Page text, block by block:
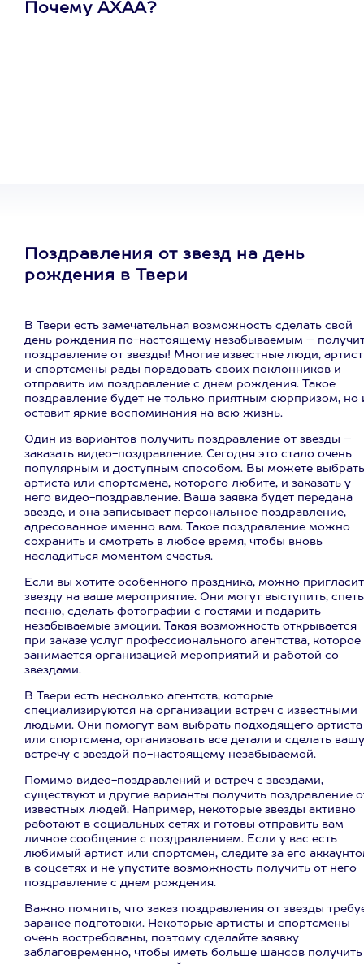
Почему АХАА?
Поздравления от звезд на день
рождения в Твери
В Твери есть замечательная возможность сделать свой
день рождения по-настоящему незабываемым –
поздравление от звезды! Многие известные люди,
и спортсмены рады порадовать своих поклонников и
отправить им поздравление с днем рождения. Такое
поздравление будет не только приятным сюрпризом, но
оставит яркие воспоминания на всю жизнь.
Один из вариантов получить поздравление от звезды –
заказать видео-поздравление. Сегодня это стало очень
популярным и доступным способом. Вы можете выбрать
артиста или спортсмена, которого любите, и заказать у
него видео-поздравление. Ваша заявка будет передана
звезде, и она записывает персональное поздравление,
адресованное именно вам. Такое поздравление можно
сохранить и смотреть в любое время, чтобы вновь
насладиться моментом счастья.
Если вы хотите особенного праздника, можно
звезду на ваше мероприятие. Они могут выступить, спеть
песню, сделать фотографии с гостями и подарить
незабываемые эмоции. Такая возможность открывается
при заказе услуг профессионального агентства, которое
занимается организацией мероприятий и работой со
звездами.
В Твери есть несколько агентств, которые
специализируются на организации встреч с известными
людьми. Они помогут вам выбрать подходящего артиста
или спортсмена, организовать все детали и сделать вашу
встречу с звездой по-настоящему незабываемой.
Помимо видео-поздравлений и встреч с звездами,
существуют и другие варианты получить поздравление
известных людей. Например, некоторые звезды активно
работают в социальных сетях и готовы отправить вам
личное сообщение с поздравлением. Если у вас есть
любимый артист или спортсмен, следите за его
в соцсетях и не упустите возможность получить от него
поздравление с днем рождения.
Важно помнить, что заказ поздравления от звезды
заранее подготовки. Некоторые артисты и спортсмены
очень востребованы, поэтому сделайте заявку
заблаговременно, чтобы иметь больше шансов получить